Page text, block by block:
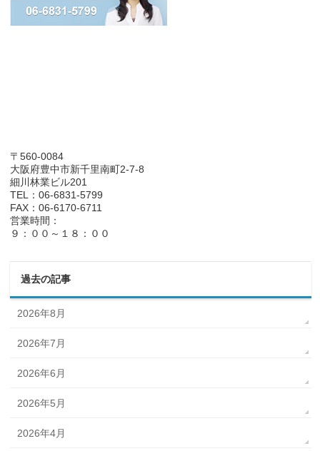
〒560-0084
大阪府豊中市新千里南町2-7-8
細川林業ビル201
TEL：06-6831-5799
FAX：06-6170-6711
営業時間：
９：００～１８：００
過去の記事
2026年8月
2026年7月
2026年6月
2026年5月
2026年4月